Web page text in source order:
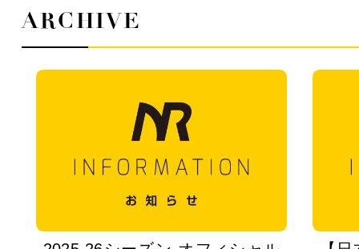
ARCHIVE